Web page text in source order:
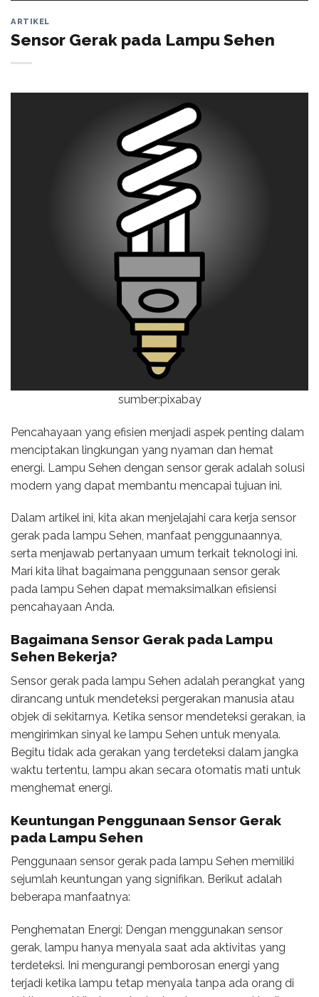
ARTIKEL
Sensor Gerak pada Lampu Sehen
sumber:pixabay
Pencahayaan yang efisien menjadi aspek penting dalam
menciptakan lingkungan yang nyaman dan hemat
energi. Lampu Sehen dengan sensor gerak adalah solusi
modern yang dapat membantu mencapai tujuan ini.
Dalam artikel ini, kita akan menjelajahi cara kerja sensor
gerak pada lampu Sehen, manfaat penggunaannya,
serta menjawab pertanyaan umum terkait teknologi ini.
Mari kita lihat bagaimana penggunaan sensor gerak
pada lampu Sehen dapat memaksimalkan efisiensi
pencahayaan Anda.
Bagaimana Sensor Gerak pada Lampu
Sehen Bekerja?
Sensor gerak pada lampu Sehen adalah perangkat yang
dirancang untuk mendeteksi pergerakan manusia atau
objek di sekitarnya. Ketika sensor mendeteksi gerakan, ia
mengirimkan sinyal ke lampu Sehen untuk menyala.
Begitu tidak ada gerakan yang terdeteksi dalam jangka
waktu tertentu, lampu akan secara otomatis mati untuk
menghemat energi.
Keuntungan Penggunaan Sensor Gerak
pada Lampu Sehen
Penggunaan sensor gerak pada lampu Sehen memiliki
sejumlah keuntungan yang signifikan. Berikut adalah
beberapa manfaatnya:
Penghematan Energi: Dengan menggunakan sensor
gerak, lampu hanya menyala saat ada aktivitas yang
terdeteksi. Ini mengurangi pemborosan energi yang
terjadi ketika lampu tetap menyala tanpa ada orang di